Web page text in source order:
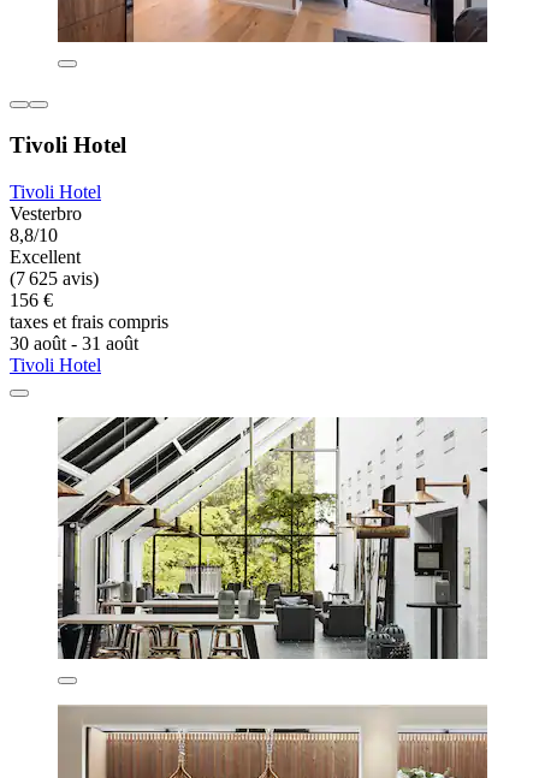
Tivoli Hotel
Tivoli Hotel
Vesterbro
8,8/10
Excellent
(7 625 avis)
156 €
taxes et frais compris
30 août - 31 août
Tivoli Hotel